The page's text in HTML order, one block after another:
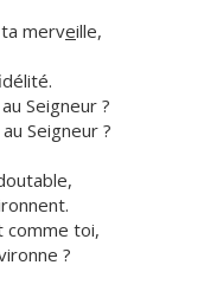
merveille,
Seigneur ?
Seigneur ?
comme toi,
?